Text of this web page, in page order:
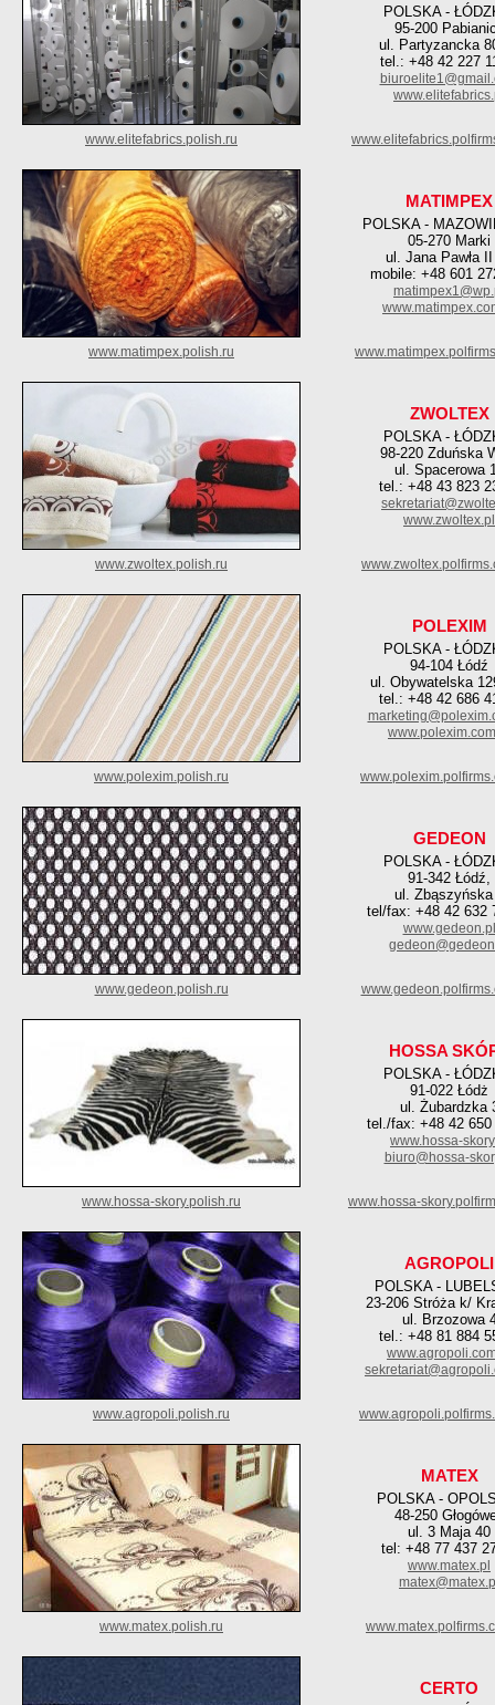
POLSKA -
95-200
ul. Partyzancka
tel.: +48 42 227
www.elitefabrics.polish.ru
MATIMPEX
POLSKA -
05-270 Marki
ul. Jana Pawła
mobile: +48 601
www.matimpex.polish.ru
ZWOLTEX
POLSKA -
98-220 Zduńska
ul. Spacerowa
tel.: +48 43 823
www.zwoltex.pl
www.zwoltex.polish.ru
POLEXIM
POLSKA -
94-104 Łódź
ul. Obywatelska
tel.: +48 42 686
www.polexim.polish.ru
GEDEON
POLSKA -
91-342 Łódź,
ul. Zbąszyńska
tel/fax: +48 42 632
www.gedeon.pl
www.gedeon.polish.ru
HOSSA
POLSKA -
91-022 Łódż
ul. Żubardzka
tel./fax: +48 42 650
www.hossa-
biuro@hossa-
www.hossa-skory.polish.ru www.hossa-
AGROPOLI
POLSKA -
23-206 Stróża k/
ul. Brzozowa
tel.: +48 81 884
www.agropoli.polish.ru
MATEX
POLSKA -
48-250
ul. 3 Maja 40
tel: +48 77 437
www.matex.pl
www.matex.polish.ru
CERTO